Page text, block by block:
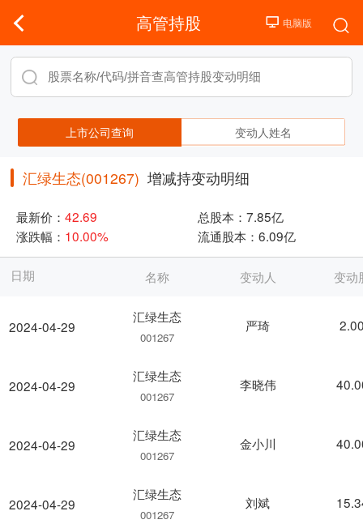
高管持股
上市公司查询 变动人姓名
汇绿生态(001267) 增减持变动明细
最新价： 42.69 总股本： 7.85亿
涨跌幅： 10.00% 流通股本： 6.09亿
日期
2024-04-29
2024-04-29
2024-04-29
2024-04-29
名称 变动人 变动
汇绿生态
001267
严琦
汇绿生态
001267
李晓伟
汇绿生态
001267
金小川
汇绿生态
001267
刘斌